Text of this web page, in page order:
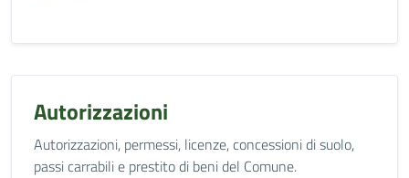
Autorizzazioni
Autorizzazioni, permessi, licenze, concessioni di suolo,
passi carrabili e prestito di beni del Comune.